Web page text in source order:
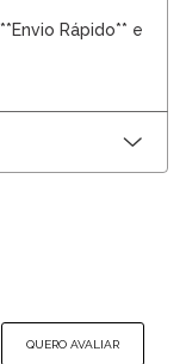
Rápido** e
QUERO AVALIAR